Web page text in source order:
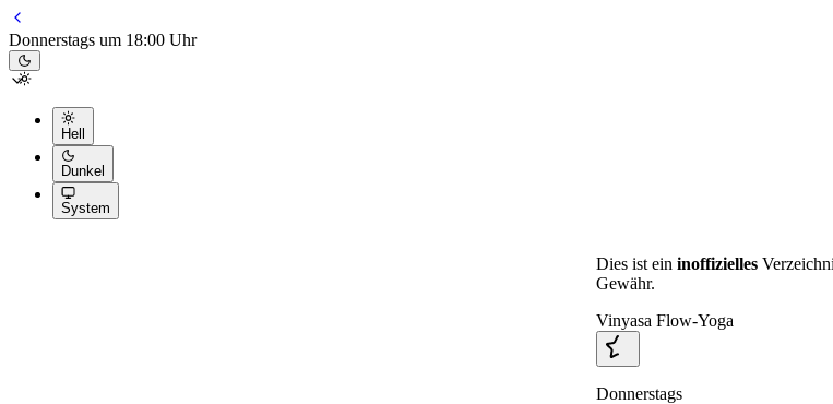
Donnerstags um 18:00 Uhr
Hell
Dunkel
System
Dies ist ein inoffizielles
Gewähr.
Vinyasa Flow-Yoga
Donnerstags